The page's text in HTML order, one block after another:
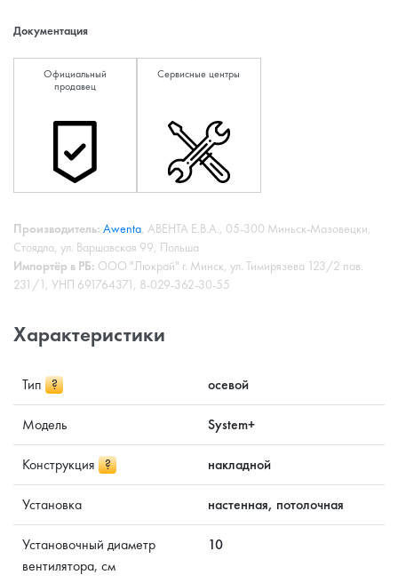
Документация
Официальный
продавец
Сервисные центры
Производитель: Awenta , АВЕНТА Е.В.А., 05-300 Миньск-Мазовецки,
Стоядла, ул. Варшавская 99, Польша
Импортёр в РБ: ООО "Люкрай" г. Минск, ул. Тимирязева 123/2 пав.
231/1, УНП 691764371, 8-029-362-30-55
Характеристики
Тип ? осевой
Модель System+
Конструкция ? накладной
Установка настенная, потолочная
Установочный диаметр
вентилятора, см
10